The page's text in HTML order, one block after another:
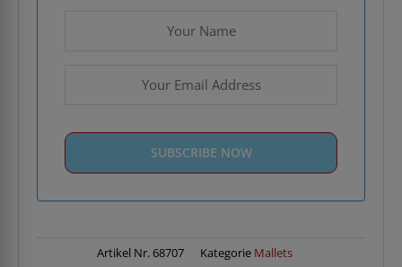
Artikel Nr.68707 Kategorie Mallets